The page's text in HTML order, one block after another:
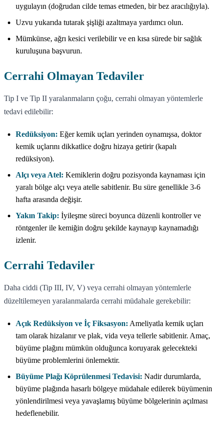
uygulayın (doğrudan cilde temas etmeden, bir bez aracılığıyla).
Uzvu yukarıda tutarak şişliği azaltmaya yardımcı olun.
Mümkünse, ağrı kesici verilebilir ve en kısa sürede bir sağlık
kuruluşuna başvurun.
Cerrahi Olmayan Tedaviler
Tip I ve Tip II yaralanmaların çoğu, cerrahi olmayan yöntemlerle
tedavi edilebilir:
Redüksiyon: Eğer kemik uçları yerinden oynamışsa, doktor
kemik uçlarını dikkatlice doğru hizaya getirir (kapalı
redüksiyon).
Alçı veya Atel: Kemiklerin doğru pozisyonda kaynaması için
yaralı bölge alçı veya atelle sabitlenir. Bu süre genellikle 3-6
hafta arasında değişir.
Yakın Takip: İyileşme süreci boyunca düzenli kontroller ve
röntgenler ile kemiğin doğru şekilde kaynayıp kaynamadığı
izlenir.
Cerrahi Tedaviler
Daha ciddi (Tip III, IV, V) veya cerrahi olmayan yöntemlerle
düzeltilemeyen yaralanmalarda cerrahi müdahale gerekebilir:
Açık Redüksiyon ve İç Fiksasyon: Ameliyatla kemik uçları
tam olarak hizalanır ve plak, vida veya tellerle sabitlenir. Amaç,
büyüme plağını mümkün olduğunca koruyarak gelecekteki
büyüme problemlerini önlemektir.
Büyüme Plağı Köprülenmesi Tedavisi: Nadir durumlarda,
büyüme plağında hasarlı bölgeye müdahale edilerek büyümenin
yönlendirilmesi veya yavaşlamış büyüme bölgelerinin açılması
hedeflenebilir.